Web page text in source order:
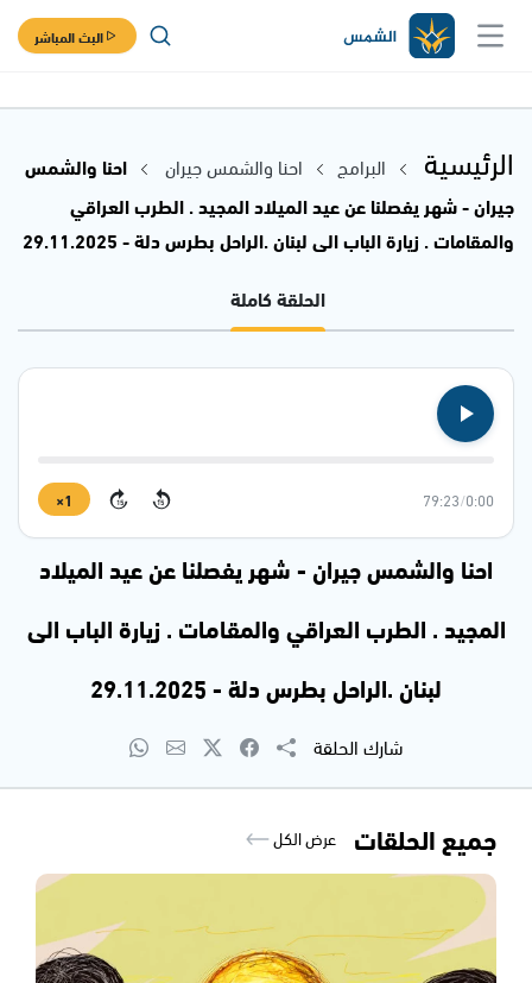
البث المباشر
الرئيسية البرامج احنا والشمس جيران
احنا والشمس
جيران - شهر يفصلنا عن عيد الميلاد المجيد . الطرب العراقي
والمقامات . زيارة الباب الى لبنان .الراحل بطرس دلة - 29.11.2025
الحلقة كاملة
0:00
/
79:23
15
15
1×
احنا والشمس جيران - شهر يفصلنا عن عيد الميلاد
المجيد . الطرب العراقي والمقامات . زيارة الباب الى
لبنان .الراحل بطرس دلة - 29.11.2025
شارك الحلقة
جميع الحلقات عرض الكل